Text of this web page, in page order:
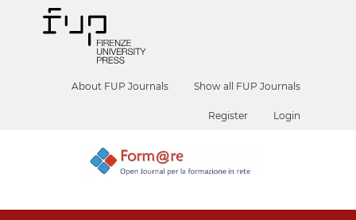
About FUP Journals Show all FUP Journals
Register Login